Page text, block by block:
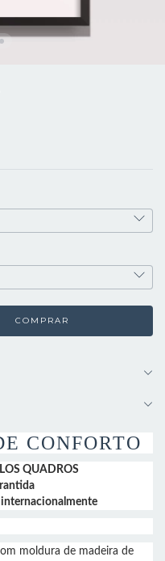
CONFORTO
QUADROS
internacionalmente
moldura de madeira de